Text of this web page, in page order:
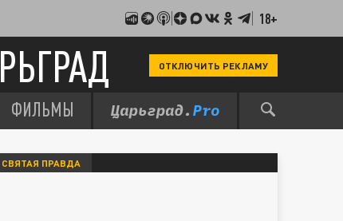
18+
ОТКЛЮЧИТЬ РЕКЛАМУ
ФИЛЬМЫ
СВЯТАЯ ПРАВДА